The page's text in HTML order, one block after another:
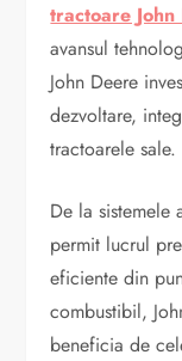
tractoare
avansul
John Deere
dezvoltare,
tractoarele sale.
De la sistemele
permit lucrul
eficiente din
combustibil,
beneficia de